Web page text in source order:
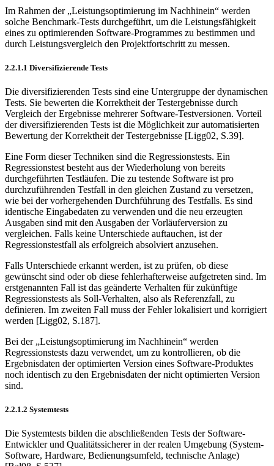
Im Rahmen der „Leistungsoptimierung im Nachhinein“ werden
solche Bench­mark-Tests durchgeführt, um die Leistungsfähigkeit
eines zu optimierenden Software-Programmes zu bestimmen und
durch Leistungsvergleich den Projekt­fortschritt zu messen.
2.2.1.1 Diversifizierende Tests
Die diversifizierenden Tests sind eine Untergruppe der dynamischen
Tests. Sie bewerten die Korrektheit der Testergebnisse durch
Vergleich der Ergebnisse mehrerer Software-Testversionen. Vorteil
der di­versifizierenden Tests ist die Möglichkeit zur automatisierten
Bewertung der Korrektheit der Testergebnisse [Ligg02, S.39].
Eine Form dieser Techniken sind die Regressionstests. Ein
Regressionstest besteht aus der Wiederholung von bereits
durchgeführten Testläufen. Die zu testende Software ist pro
durchzuführenden Testfall in den gleichen Zustand zu versetzen,
wie bei der vorhergehenden Durchführung des Testfalls. Es sind
identische Eingabedaten zu verwenden und die neu erzeugten
Ausgaben sind mit den Ausgaben der Vorläuferversion zu
vergleichen. Falls keine Unter­schiede auftauchen, ist der
Regressionstestfall als erfolgreich absolviert anzu­sehen.
Falls Unterschiede erkannt werden, ist zu prüfen, ob diese
gewünscht sind oder ob diese fehlerhafterweise aufgetreten sind. Im
erstgenannten Fall ist das ge­änderte Verhalten für zukünftige
Regressionstests als Soll-Verhalten, also als Referenzfall, zu
definieren. Im zweiten Fall muss der Fehler lokalisiert und kor­rigiert
werden [Ligg02, S.187].
Bei der „Leistungsoptimierung im Nachhinein“ werden
Regressionstests dazu verwendet, um zu kontrollieren, ob die
Ergebnisdaten der optimierten Version eines Software-Produktes
noch identisch zu den Ergebnisdaten der nicht opti­mierten Version
sind.
2.2.1.2 Systemtests
Die Systemtests bilden die abschließenden Tests der Software-
Entwickler und Quali­tätssicherer in der realen Umgebung (System-
Software, Hardware, Bedie­nungsumfeld, technische Anlage)